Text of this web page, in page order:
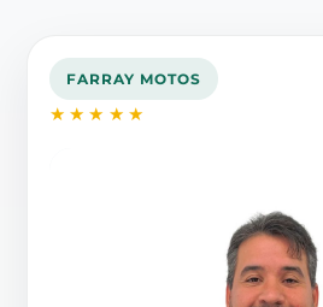
FARRAY MOTOS
★★★★★